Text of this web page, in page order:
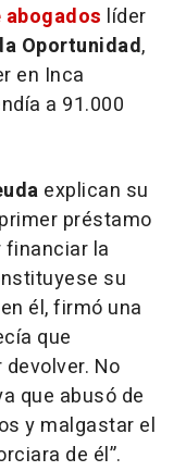
abogados líder
Oportunidad,
en Inca
a 91.000
explican su
préstamo
financiar la
su
él, firmó una
que
No
que abusó de
y malgastar el
de él”.